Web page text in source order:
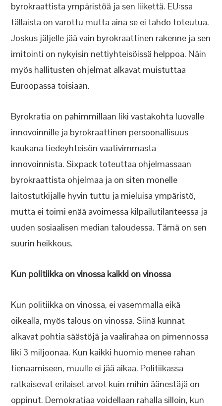
byrokraattista ympäristöä ja sen liikettä. EU:ssa
tällaista on varottu mutta aina se ei tahdo toteutua.
Joskus jäljelle jää vain byrokraattinen rakenne ja sen
imitointi on nykyisin nettiyhteisöissä helppoa. Näin
myös hallitusten ohjelmat alkavat muistuttaa
Euroopassa toisiaan.
Byrokratia on pahimmillaan liki vastakohta luovalle
innovoinnille ja byrokraattinen persoonallisuus
kaukana tiedeyhteisön vaativimmasta
innovoinnista. Sixpack toteuttaa ohjelmassaan
byrokraattista ohjelmaa ja on siten monelle
laitostutkijalle hyvin tuttu ja mieluisa ympäristö,
mutta ei toimi enää avoimessa kilpailutilanteessa ja
uuden sosiaalisen median taloudessa. Tämä on sen
suurin heikkous.
Kun politiikka on vinossa kaikki on vinossa
Kun politiikka on vinossa, ei vasemmalla eikä
oikealla, myös talous on vinossa. Siinä kunnat
alkavat pohtia säästöjä ja vaalirahaa on pimennossa
liki 3 miljoonaa. Kun kaikki huomio menee rahan
tienaamiseen, muulle ei jää aikaa. Politiikassa
ratkaisevat erilaiset arvot kuin mihin äänestäjä on
oppinut. Demokratiaa voidellaan rahalla silloin, kun